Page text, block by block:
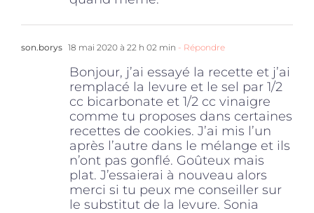
son.borys 18 mai 2020 à 22 h 02 min - Répondre
Bonjour, j’ai essayé la recette et j’ai
remplacé la levure et le sel par 1/2
cc bicarbonate et 1/2 cc vinaigre
comme tu proposes dans certaines
recettes de cookies. J’ai mis l’un
après l’autre dans le mélange et ils
n’ont pas gonflé. Goûteux mais
plat. J’essaierai à nouveau alors
merci si tu peux me conseiller sur
le substitut de la levure. Sonia